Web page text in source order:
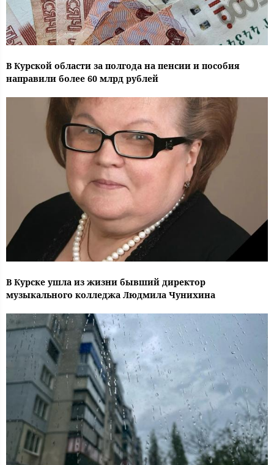
В Курской области за полгода на пенсии и пособия
направили более 60 млрд рублей
В Курске ушла из жизни бывший директор
музыкального колледжа Людмила Чунихина